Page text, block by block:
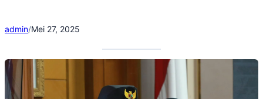
admin/Mei 27, 2025